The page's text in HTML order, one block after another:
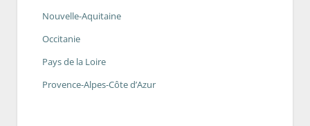
Nouvelle-Aquitaine
Occitanie
Pays de la Loire
Provence-Alpes-Côte d’Azur